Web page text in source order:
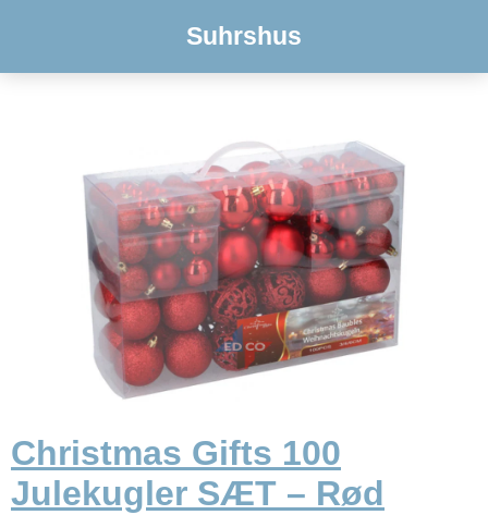
Suhrshus
Christmas Gifts 100
Julekugler SÆT – Rød